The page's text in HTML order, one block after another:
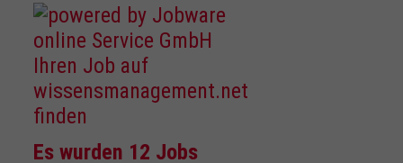
Ihren Job auf
wissensmanagement.net
finden
Es wurden 12 Jobs